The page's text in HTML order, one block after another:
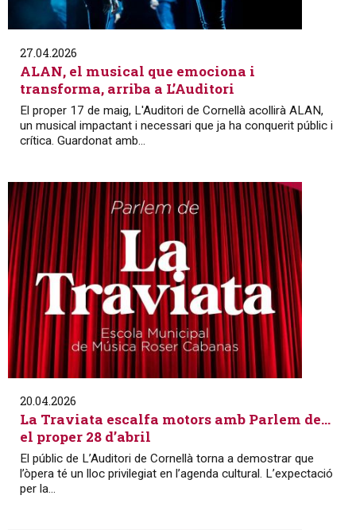
27.04.2026
ALAN, el musical que emociona i
transforma, arriba a L’Auditori
El proper 17 de maig, L'Auditori de Cornellà acollirà ALAN,
un musical impactant i necessari que ja ha conquerit públic i
crítica. Guardonat amb...
20.04.2026
La Traviata escalfa motors amb Parlem de…
el proper 28 d’abril
El públic de L’Auditori de Cornellà torna a demostrar que
l’òpera té un lloc privilegiat en l’agenda cultural. L’expectació
per la...